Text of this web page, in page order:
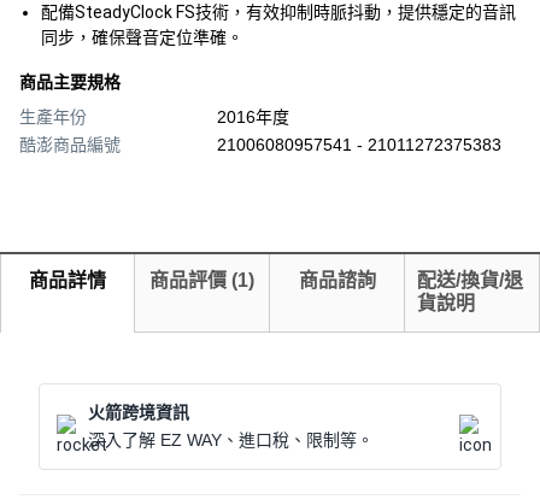
配備SteadyClock FS技術，有效抑制時脈抖動，提供穩定的音訊
同步，確保聲音定位準確。
商品主要規格
生產年份
2016年度
酷澎商品編號
21006080957541 - 21011272375383
商品詳情 商品評價 (1) 商品諮詢
配送/換貨/退
貨說明
火箭跨境資訊
深入了解 EZ WAY、進口稅、限制等。